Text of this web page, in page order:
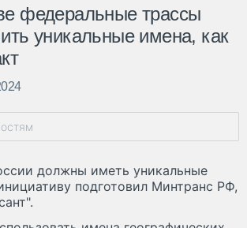
федеральные трассы
уникальные имена, как
должны иметь уникальные
подготовил Минтранс РФ,